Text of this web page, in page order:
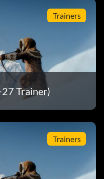
Trainers
Trainer)
Trainers